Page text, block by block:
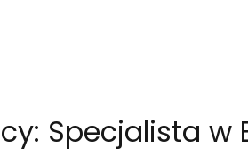
Specjalista w